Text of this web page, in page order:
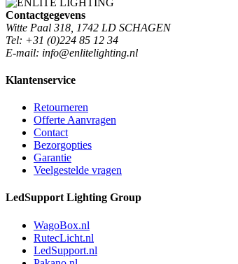
Contactgegevens
Witte Paal 318, 1742 LD SCHAGEN
Tel: +31 (0)224 85 12 34
E-mail: info@enlitelighting.nl
Klantenservice
Retourneren
Offerte Aanvragen
Contact
Bezorgopties
Garantie
Veelgestelde vragen
LedSupport Lighting Group
WagoBox.nl
RutecLicht.nl
LedSupport.nl